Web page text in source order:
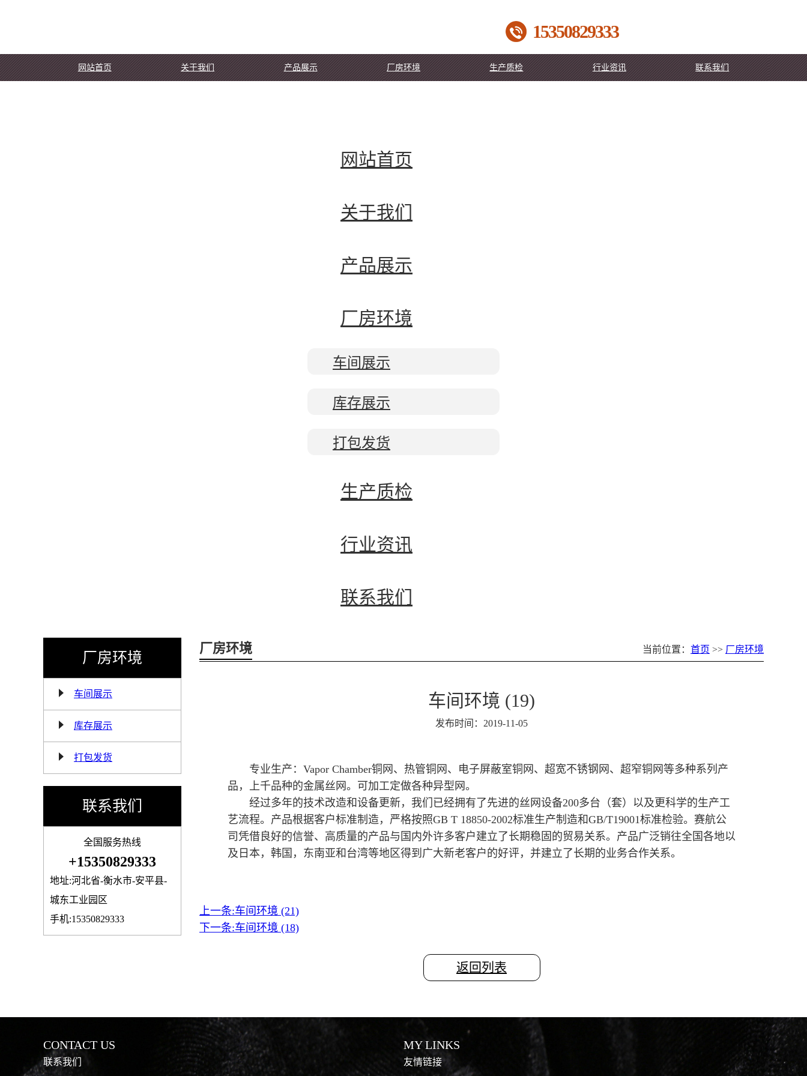
15350829333
网站首页 关于我们 产品展示 厂房环境 生产质检 行业资讯 联系我们
网站首页
关于我们
产品展示
厂房环境
车间展示
库存展示
打包发货
生产质检
行业资讯
联系我们
厂房环境
车间展示
库存展示
打包发货
联系我们
全国服务热线
+15350829333
地址:河北省-衡水市-安平县-
城东工业园区
手机:15350829333
厂房环境 当前位置： 首页 >> 厂房环境
车间环境 (19)
发布时间：2019-11-05
专业生产：Vapor Chamber铜网、热管铜网、电子屏蔽室铜网、超宽不锈钢网、超窄铜网等多种系列产
品，上千品种的金属丝网。可加工定做各种异型网。
经过多年的技术改造和设备更新，我们已经拥有了先进的丝网设备200多台（套）以及更科学的生产工
艺流程。产品根据客户标准制造，严格按照GB T 18850-2002标准生产制造和GB/T19001标准检验。赛航公
司凭借良好的信誉、高质量的产品与国内外许多客户建立了长期稳固的贸易关系。产品广泛销往全国各地以
及日本，韩国，东南亚和台湾等地区得到广大新老客户的好评，并建立了长期的业务合作关系。
上一条:车间环境 (21)
下一条:车间环境 (18)
返回列表
CONTACT US
联系我们
MY LINKS
友情链接